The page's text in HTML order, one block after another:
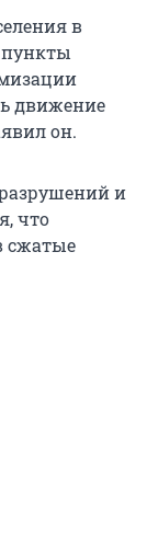
в
пункты
движение
он.
и
что
сжатые